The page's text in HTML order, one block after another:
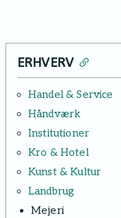
ERHVERV
Handel & Service
Håndværk
Institutioner
Kro & Hotel
Kunst & Kultur
Landbrug
Mejeri